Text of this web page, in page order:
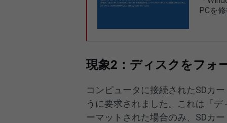
PCを
現象2：ディスクをフォ
コンピュータに接続されたSDカ
うに要求されました。これは「
ーマットされた場合のみ、SDカ